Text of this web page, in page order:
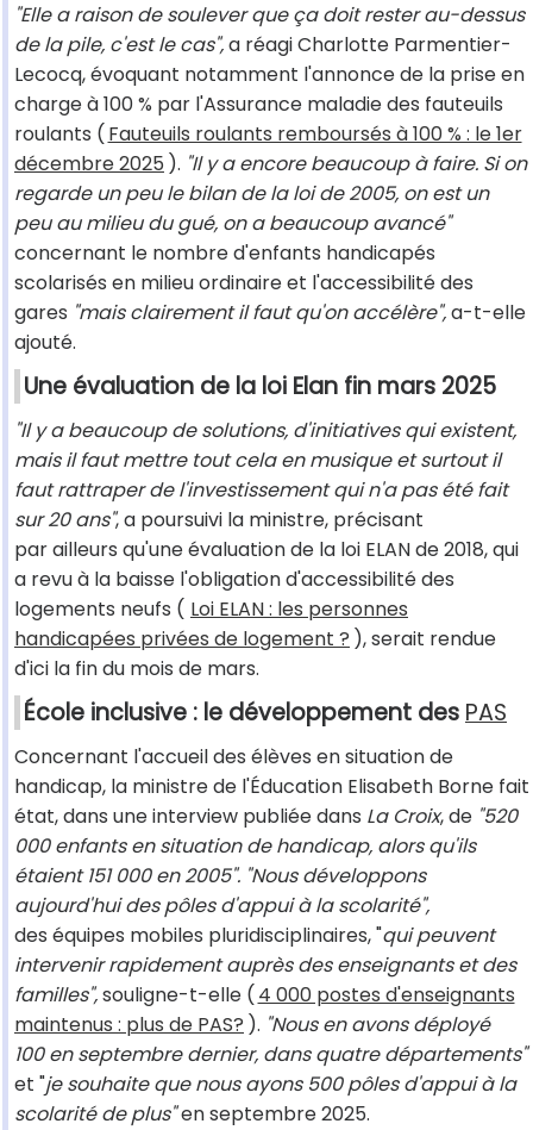
"Elle a raison de soulever que ça doit rester au-dessus
de la pile, c'est le cas",a réagi Charlotte Parmentier-
Lecocq, évoquant notamment l'annonce de la prise en
charge à 100 % par l'Assurance maladie des fauteuils
roulants ( Fauteuils roulants remboursés à 100 % : le 1er
décembre 2025 ). "Il y a encore beaucoup à faire. Si on
regarde un peu le bilan de la loi de 2005, on est un
peu au milieu du gué, on a beaucoup avancé"
concernant le nombre d'enfants handicapés
scolarisés en milieu ordinaire et l'accessibilité des
gares "mais clairement il faut qu'on accélère",a-t-elle
ajouté.
Une évaluation de la loi Elan fin mars 2025
"Il y a beaucoup de solutions, d'initiatives qui existent,
mais il faut mettre tout cela en musique et surtout il
faut rattraper de l'investissement qui n'a pas été fait
sur 20 ans", a poursuivi la ministre, précisant
par ailleurs qu'une évaluation de la loi ELAN de 2018, qui
a revu à la baisse l'obligation d'accessibilité des
logements neufs ( Loi ELAN : les personnes
handicapées privées de logement ? ), serait rendue
d'ici la fin du mois de mars.
École inclusive : le développement des PAS
Concernant l'accueil des élèves en situation de
handicap, la ministre de l'Éducation Elisabeth Borne fait
état, dans une interview publiée dans La Croix, de "520
000 enfants en situation de handicap, alors qu'ils
étaient 151 000 en 2005". "Nous développons
aujourd'hui des pôles d'appui à la scolarité",
des équipes mobiles pluridisciplinaires, "qui peuvent
intervenir rapidement auprès des enseignants et des
familles",souligne-t-elle ( 4 000 postes d'enseignants
maintenus : plus de PAS? ). "Nous en avons déployé
100 en septembre dernier, dans quatre départements"
et "je souhaite que nous ayons 500 pôles d'appui à la
scolarité de plus"en septembre 2025.